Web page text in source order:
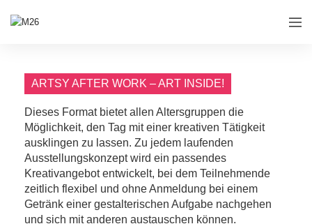
ARTSY AFTER WORK – ART INSIDE!
Dieses Format bietet allen Altersgruppen die
Möglichkeit, den Tag mit einer kreativen Tätigkeit
ausklingen zu lassen. Zu jedem laufenden
Ausstellungskonzept wird ein passendes
Kreativangebot entwickelt, bei dem Teilnehmende
zeitlich flexibel und ohne Anmeldung bei einem
Getränk einer gestalterischen Aufgabe nachgehen
und sich mit anderen austauschen können.